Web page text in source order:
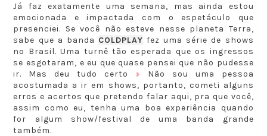
Já faz exatamente uma semana, mas ainda estou
emocionada e impactada com o espetáculo que
presenciei. Se você não esteve nesse planeta Terra,
sabe que a banda COLDPLAY fez uma série de shows
no Brasil. Uma turnê tão esperada que os ingressos
se esgotaram, e eu que quase pensei que não pudesse
ir. Mas deu tudo certo
❥
Não sou uma pessoa
acostumada a ir em shows, portanto, cometi alguns
erros e acertos que pretendo falar aqui, pra que você,
assim como eu, tenha uma boa experiência quando
for algum show/festival de uma banda grande
também.